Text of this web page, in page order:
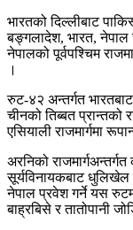
भारतको दिल्लीबाट
बङ्गलादेश, भारत,
नेपालको पूर्वपश्चिम
।
रुट-४२ अन्तर्गत
चीनको तिब्बत प्रान्तको
एसियाली राजमार्गमा
अरनिको
सूर्यविनायकबाट
नेपाल प्रवेश गर्ने यस
बाह्रबिसे र तातोपानी